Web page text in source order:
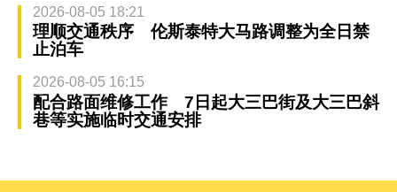
2026-08-05 18:21
理顺交通秩序 伦斯泰特大马路调整为全日禁
止泊车
2026-08-05 16:15
配合路面维修工作 7日起大三巴街及大三巴斜
巷等实施临时交通安排